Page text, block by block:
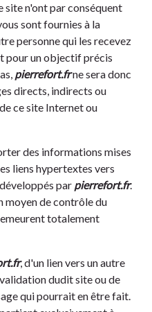
site n'ont par conséquent
sont fournies à la
personne qui les recevez
pour un objectif précis
pierrefort.frne sera donc
directs, indirects ou
ce site Internet ou
des informations mises
liens hypertextes vers
par pierrefort.fr.
moyen de contrôle du
totalement
, d'un lien vers un autre
dudit site ou de
qui pourrait en être fait.